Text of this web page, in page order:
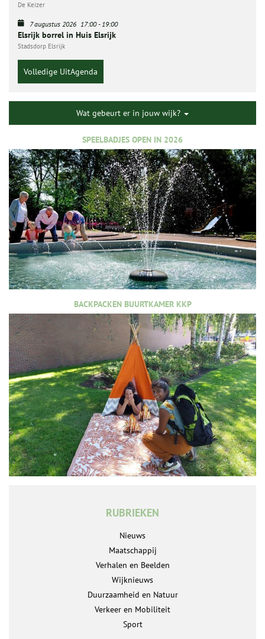
De Keizer
7 augustus 2026 17:00-19:00
Elsrijk borrel in Huis Elsrijk
Stadsdorp Elsrijk
Volledige UitAgenda
Wat gebeurt er in jouw wijk?
SPEELBADJES OPEN IN 2026
BACKPACKEN BUURTKAMER KKP
RUBRIEKEN
Nieuws
Maatschappij
Verhalen en Beelden
Wijknieuws
Duurzaamheid en Natuur
Verkeer en Mobiliteit
Sport